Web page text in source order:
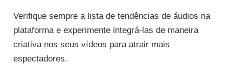
Verifique sempre a lista de tendências de áudios na
plataforma e experimente integrá-las de maneira
criativa nos seus vídeos para atrair mais
espectadores.